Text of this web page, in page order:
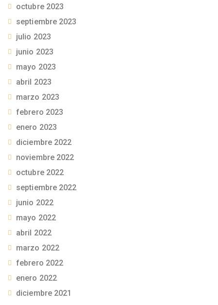
octubre 2023
septiembre 2023
julio 2023
junio 2023
mayo 2023
abril 2023
marzo 2023
febrero 2023
enero 2023
diciembre 2022
noviembre 2022
octubre 2022
septiembre 2022
junio 2022
mayo 2022
abril 2022
marzo 2022
febrero 2022
enero 2022
diciembre 2021